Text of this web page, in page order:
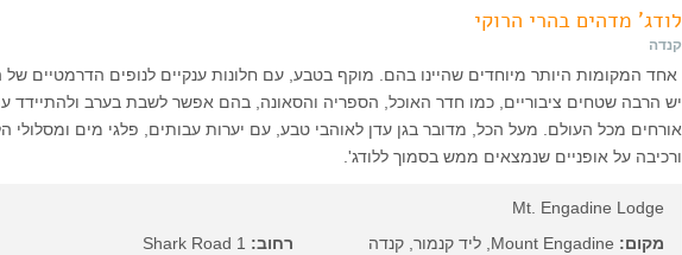
לודג' מדהים בהרי הרוקי
קנדה
אחד המקומות היותר מיוחדים שהיינו בהם. מוקף בטבע, עם חלונות ענקיים לנופים הדרמטיים של
יש הרבה שטחים ציבוריים, כמו חדר האוכל, הספריה והסאונה, בהם אפשר לשבת בערב ולהתיידד
אורחים מכל העולם. מעל הכל, מדובר בגן עדן לאוהבי טבע, עם יערות עבותים, פלגי מים ומסלולי
ורכיבה על אופניים שנמצאים ממש בסמוך ללודג'.
Mt. Engadine Lodge
מקום:
רחוב: